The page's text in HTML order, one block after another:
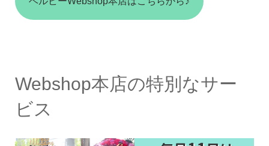
Webshop本店の特別なサー
ビス